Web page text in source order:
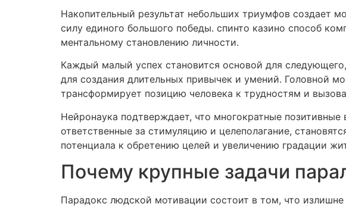
Накопительный результат небольших триумфов
силу единого большого победы. спинто казино способ
ментальному становлению личности.
Каждый малый успех становится основой для
для создания длительных привычек и умений. Головной
трансформирует позицию человека к трудностям и
Нейронаука подтверждает, что многократные позитивные
ответственные за стимуляцию и целеполагание,
потенциала к обретению целей и увеличению градации
Почему крупные задачи
Парадокс людской мотивации состоит в том, что